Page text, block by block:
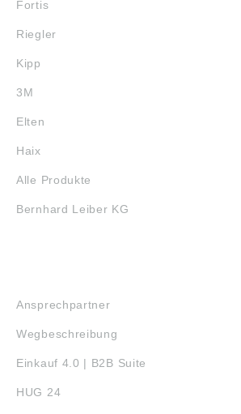
Fortis
Riegler
Kipp
3M
Elten
Haix
Alle Produkte
Bernhard Leiber KG
Ansprechpartner
Wegbeschreibung
Einkauf 4.0 | B2B Suite
HUG 24